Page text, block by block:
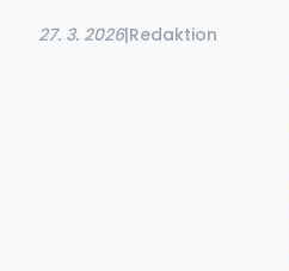
27. 3. 2026|Redaktion